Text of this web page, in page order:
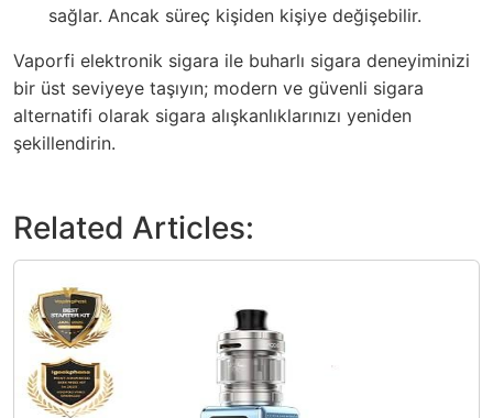
sağlar. Ancak süreç kişiden kişiye değişebilir.
Vaporfi elektronik sigara ile buharlı sigara deneyiminizi
bir üst seviyeye taşıyın; modern ve güvenli sigara
alternatifi olarak sigara alışkanlıklarınızı yeniden
şekillendirin.
Related Articles: